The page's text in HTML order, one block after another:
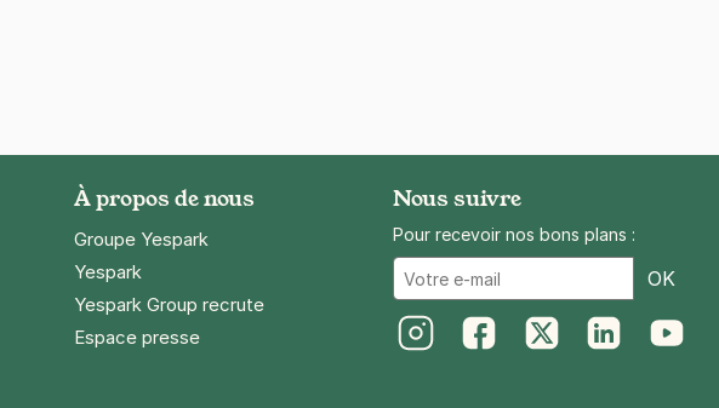
À propos de nous
Groupe Yespark
Yespark
Yespark Group recrute
Espace presse
Nous suivre
Pour recevoir nos bons plans :
OK